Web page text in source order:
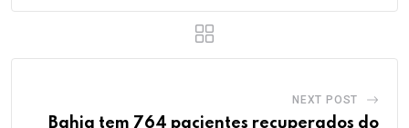
NEXT POST
Bahia tem 764 pacientes recuperados do